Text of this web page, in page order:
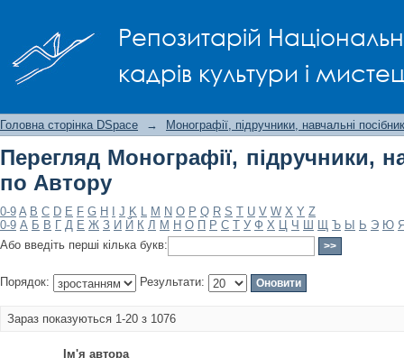
Репозитарій
кадрів культури і
Головна сторінка DSpace → Монографії, підручники, навчальні
Перегляд Монографії, підручники,
по Автору
0-9 A B C D E F G H J K L M N O P Q R S T U V W X Y Z
0-9 А Б В Г Д Е Ж З И Й К Л М Н О П Р С Т У Ф Х Ц Ч Ш Щ Ъ Ы Ь Э Ю
Або введіть перші кілька букв:
Порядок: Результати:
Зараз показуються 1-20 з 1076
Ім'я автора